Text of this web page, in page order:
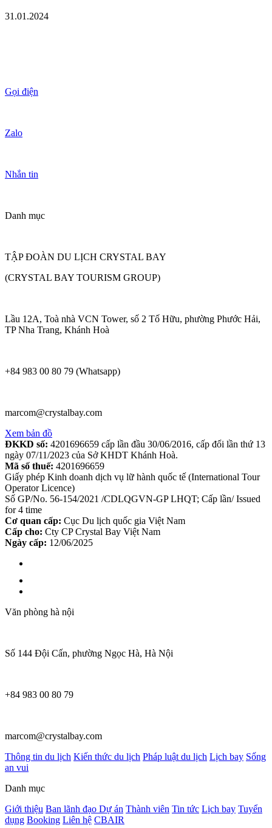
31.01.2024
Gọi điện
Zalo
Nhắn tin
Danh mục
TẬP ĐOÀN DU LỊCH CRYSTAL BAY
(CRYSTAL BAY TOURISM GROUP)
Lầu 12A, Toà nhà VCN Tower, số 2 Tố Hữu, phường Phước Hải,
TP Nha Trang, Khánh Hoà
+84 983 00 80 79 (Whatsapp)
marcom@crystalbay.com
Xem bản đồ
ĐKKD số: 4201696659 cấp lần đầu 30/06/2016, cấp đổi lần thứ 13
ngày 07/11/2023 của Sở KHDT Khánh Hoà.
Mã số thuế: 4201696659
Giấy phép Kinh doanh dịch vụ lữ hành quốc tế (International Tour
Operator Licence)
Số GP/No. 56-154/2021 /CDLQGVN-GP LHQT; Cấp lần/ Issued
for 4 time
Cơ quan cấp: Cục Du lịch quốc gia Việt Nam
Cấp cho: Cty CP Crystal Bay Việt Nam
Ngày cấp: 12/06/2025
Văn phòng hà nội
Số 144 Đội Cấn, phường Ngọc Hà, Hà Nội
+84 983 00 80 79
marcom@crystalbay.com
Thông tin du lịch Kiến thức du lịch Pháp luật du lịch Lịch bay Sống
an vui
Danh mục
Giới thiệu Ban lãnh đạo Dự án Thành viên Tin tức Lịch bay Tuyển
dụng Booking Liên hệ CBAIR